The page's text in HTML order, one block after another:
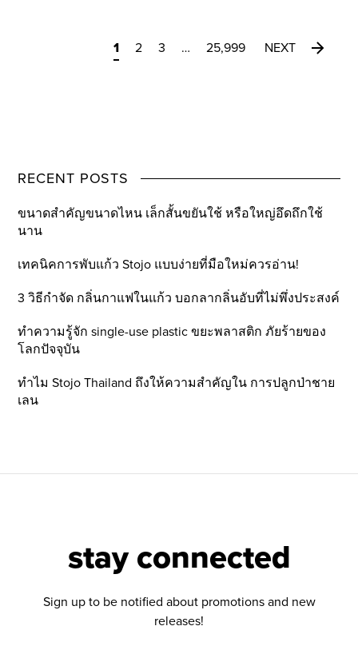
1 2 3 … 25,999 NEXT
RECENT POSTS
ขนาดสำคัญขนาดไหน เล็กสั้นขยันใช้ หรือใหญ่อึดถึกใช้
นาน
เทคนิคการพับแก้ว Stojo แบบง่ายที่มือใหม่ควรอ่าน!
3 วิธีกำจัด กลิ่นกาแฟในแก้ว บอกลากลิ่นอับที่ไม่พึ่งประสงค์
ทำความรู้จัก single-use plastic ขยะพลาสติก ภัยร้ายของ
โลกปัจจุบัน
ทำไม Stojo Thailand ถึงให้ความสำคัญใน การปลูกป่าชาย
เลน
stay connected
Sign up to be notified about promotions and new
releases!